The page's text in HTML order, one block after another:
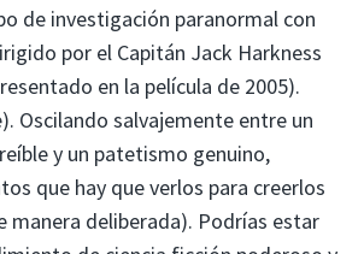
de investigación paranormal con
por el Capitán Jack Harkness
en la película de 2005).
Oscilando salvajemente entre un
y un patetismo genuino,
que hay que verlos para creerlos
manera deliberada). Podrías estar